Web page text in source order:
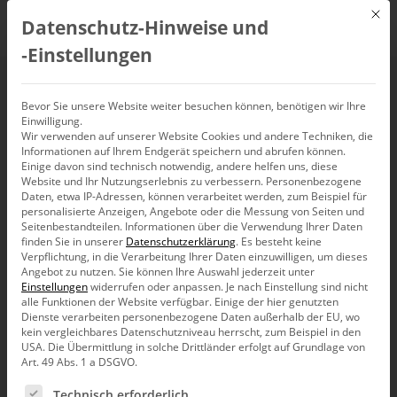
Webinar:
Berichtserstellung mit
DeltaMaster
2. Januar 2021, 10:00–11:00Uhr,On-Demand-Webinar
Mit
Datenschutz-Hinweise und
‑Einstellungen
Bevor Sie unsere Website weiter besuchen können, benötigen wir Ihre
Einwilligung.
Wir verwenden auf unserer Website Cookies und andere Techniken, die
Informationen auf Ihrem Endgerät speichern und abrufen können.
Einige davon sind technisch notwendig, andere helfen uns, diese
Website und Ihr Nutzungserlebnis zu verbessern. Personenbezogene
Daten, etwa IP-Adressen, können verarbeitet werden, zum Beispiel für
personalisierte Anzeigen, Angebote oder die Messung von Seiten und
Seitenbestandteilen. Informationen über die Verwendung Ihrer Daten
finden Sie in unserer Datenschutzerklärung. Es besteht keine
Verpflichtung, in die Verarbeitung Ihrer Daten einzuwilligen, um dieses
Angebot zu nutzen.Sie können Ihre Auswahl jederzeit unter
Einstellungenwiderrufen oder anpassen. Je nach Einstellung sind nicht
alle Funktionen der Website verfügbar. Einige der hier genutzten
Dienste verarbeiten personenbezogene Daten außerhalb der EU, wo
kein vergleichbares Datenschutzniveau herrscht, zum Beispiel in den
USA. Die Übermittlung in solche Drittländer erfolgt auf Grundlage von
Art. 49 Abs. 1 a DSGVO.
Es folgt eine Liste der Service-Gruppen, für die eine